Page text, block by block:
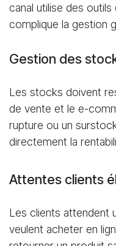
canal utilise des
complique la gestion
Gestion des
Les stocks doivent
de vente et le e-
rupture ou un
directement la
Attentes clients
Les clients attendent
veulent acheter en